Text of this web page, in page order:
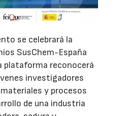
se celebrará la
SusChem-España
plataforma reconocerá
investigadores
y procesos
de una industria